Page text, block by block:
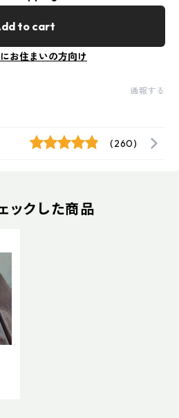
to cart
お住まいの方向け
通報する
(260)
ックした商品